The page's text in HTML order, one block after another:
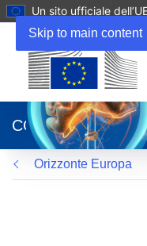
Skip to main content
Un sito ufficiale
apre
in
una
nuova
finestra)
CORDIS
Orizzonte Europa